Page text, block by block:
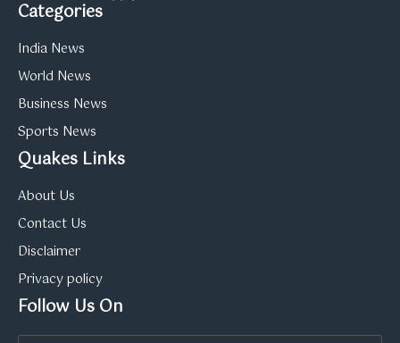
Categories
India News
World News
Business News
Sports News
Quakes Links
About Us
Contact Us
Disclaimer
Privacy policy
Follow Us On